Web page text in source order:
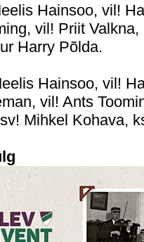
Hainsoo, vil!
vil! Priit
Harry Põlda.
Hainsoo, vil!
vil! Ants
Mihkel Kohava,